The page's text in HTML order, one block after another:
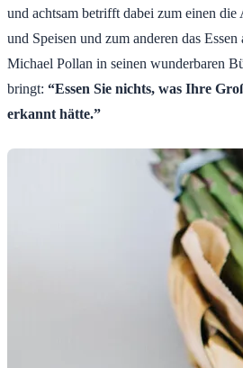
und achtsam betrifft dabei zum einen
und Speisen und zum anderen das
Michael Pollan in seinen wunderbaren
bringt: “Essen Sie nichts, was Ihre
erkannt hätte.”